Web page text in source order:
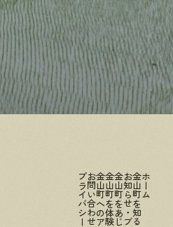
ホーム
金山町を知る
お知らせ・ブログ
金山町をあじわう
金山町を体験する
お問い合わせ